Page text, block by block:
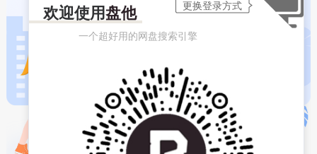
欢迎使用盘他
一个超好用的网盘搜索引擎